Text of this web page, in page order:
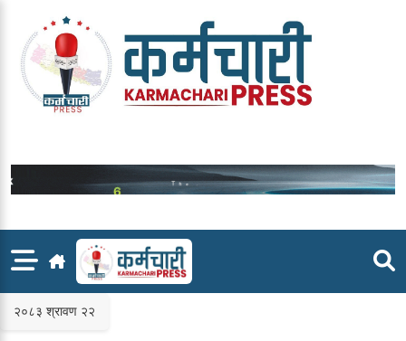
content
२०८३ श्रावण २२